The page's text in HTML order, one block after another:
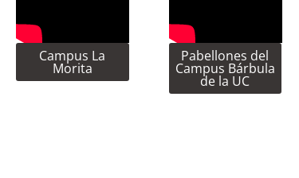
Campus La
Morita
Pabellones del
Campus Bárbula
de la UC